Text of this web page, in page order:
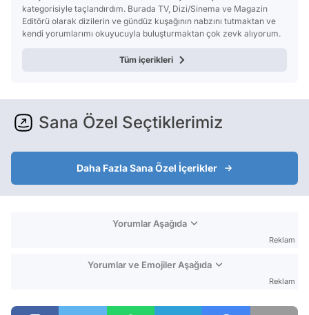
kategorisiyle taçlandırdım. Burada TV, Dizi/Sinema ve Magazin
Editörü olarak dizilerin ve gündüz kuşağının nabzını tutmaktan ve
kendi yorumlarımı okuyucuyla buluşturmaktan çok zevk alıyorum.
Tüm içerikleri
Sana Özel Seçtiklerimiz
Daha Fazla Sana Özel İçerikler
Yorumlar Aşağıda
Reklam
Yorumlar ve Emojiler Aşağıda
Reklam